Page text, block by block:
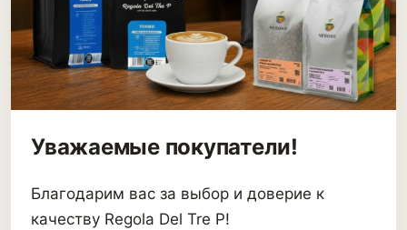
Уважаемые покупатели!
Благодарим вас за выбор и доверие к
качеству Regola Del Tre P!